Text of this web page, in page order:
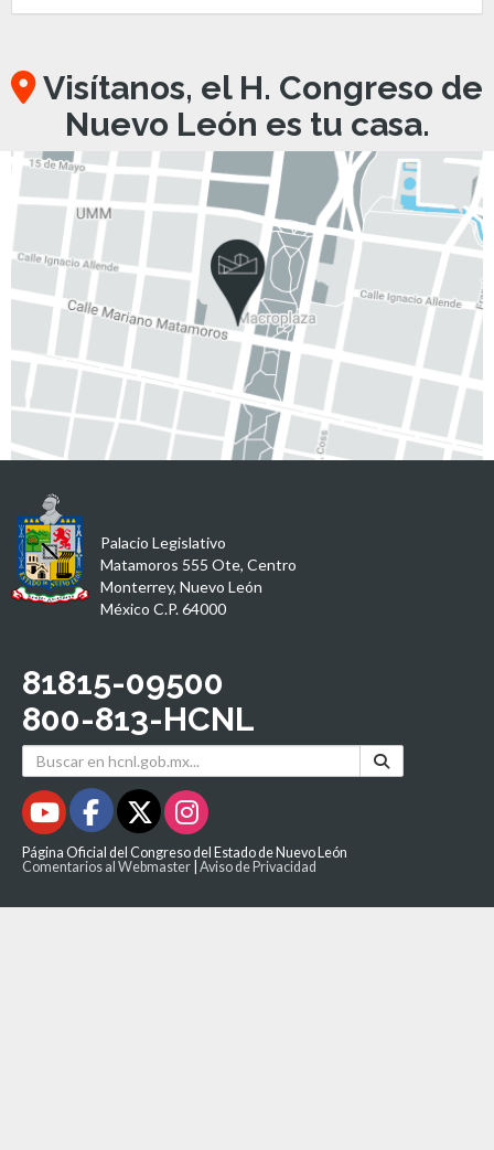
Visítanos, el H. Congreso de
Nuevo León es tu casa.
Palacio Legislativo
Matamoros 555 Ote, Centro
Monterrey, Nuevo León
México C.P. 64000
81815-09500
800-813-HCNL
Página Oficial del Congreso del Estado de Nuevo León
Comentarios al Webmaster Aviso de Privacidad